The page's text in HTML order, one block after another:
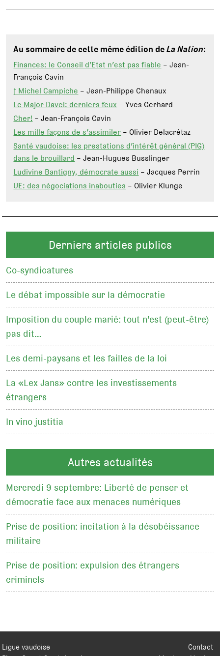
Au sommaire de cette même édition deLa Nation:
Finances: le Conseil d’Etat n’est pas fiable – Jean-
François Cavin
† Michel Campiche – Jean-Philippe Chenaux
Le Major Davel: derniers feux – Yves Gerhard
Cher! – Jean-François Cavin
Les mille façons de s’assimiler – Olivier Delacrétaz
Santé vaudoise: les prestations d’intérêt général (PIG)
dans le brouillard – Jean-Hugues Busslinger
Ludivine Bantigny, démocrate aussi – Jacques Perrin
UE: des négociations inabouties – Olivier Klunge
Derniers articles publics
Co-syndicatures
Le débat impossible sur la démocratie
Imposition du couple marié: tout n'est (peut-être)
pas dit…
Les demi-paysans et les failles de la loi
La «Lex Jans» contre les investissements
étrangers
In vino justitia
Autres actualités
Mercredi 9 septembre: Liberté de penser et
démocratie face aux menaces numériques
Prise de position: incitation à la désobéissance
militaire
Prise de position: expulsion des étrangers
criminels
Contact
Ligue vaudoise